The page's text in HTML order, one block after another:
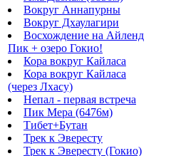
Вокруг Аннапурны
Вокруг Дхаулагири
Восхождение на Айленд
Пик + озеро Гокио!
Кора вокруг Кайласа
Кора вокруг Кайласа
(через Лхасу)
Непал - первая встреча
Пик Мера (6476м)
Тибет+Бутан
Трек к Эвересту
Трек к Эвересту (Гокио)